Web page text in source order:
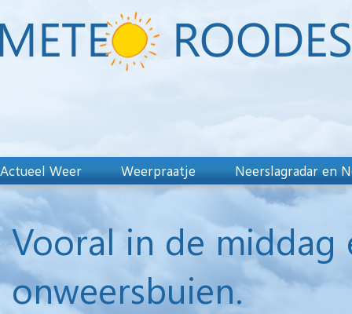
Actueel Weer Weerpraatje Neerslagradar en
Vooral in de middag
onweersbuien.